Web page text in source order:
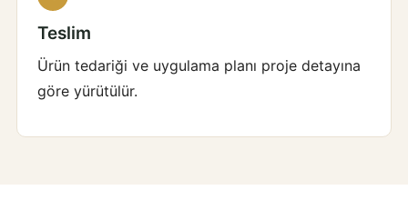
Teslim
Ürün tedariği ve uygulama planı proje detayına
göre yürütülür.